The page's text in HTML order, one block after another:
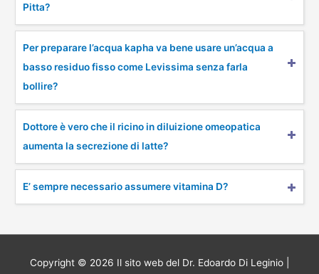
Pitta?
Per preparare l’acqua kapha va bene usare un’acqua a
basso residuo fisso come Levissima senza farla
bollire?
Dottore è vero che il ricino in diluizione omeopatica
aumenta la secrezione di latte?
E’ sempre necessario assumere vitamina D?
Copyright © 2026 Il sito web del Dr. Edoardo Di Leginio